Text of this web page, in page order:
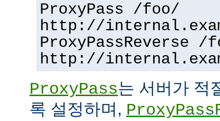
ProxyPass /foo/
http://
ProxyPassReverse /
http://
ProxyPass는 서버가 적
록 설정하며,